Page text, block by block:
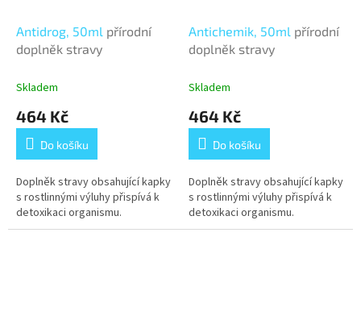
Antidrog, 50ml přírodní
doplněk stravy
Skladem
464 Kč
Do košíku
Doplněk stravy obsahující kapky
s rostlinnými výluhy přispívá k
detoxikaci organismu.
Antichemik, 50ml přírodní
doplněk stravy
Skladem
464 Kč
Do košíku
Doplněk stravy obsahující kapky
s rostlinnými výluhy přispívá k
detoxikaci organismu.